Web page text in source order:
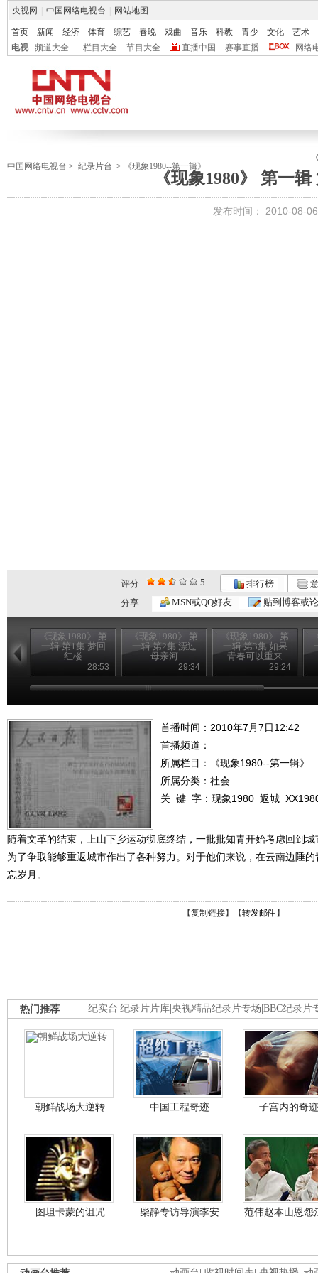
央视网 中国网络电视台 网站地图
首页 新闻 经济 体育 综艺 春晚 戏曲 音乐 科教 青少 文化
艺术
电视
频道大全 栏目大全 节目大全 直播中国 赛事直播 网络
中国网络电视台 > 纪录片台 > 《现象1980--第一辑》
《现象1980》 第一
发布时间： 2010-08-
评分 5 排行榜
分享
MSN或QQ好友 贴到博客或
《现象1980》 第
一辑 第1集 梦回
红楼
28:53
《现象1980》 第
一辑 第2集 漂过
母亲河
29:34
《现象1980》 第
一辑 第3集 如果
青春可以重来
29:24
首播时间：2010年7月7日12:42
首播频道：
所属栏目：
《现象1980--第一辑》
所属分类：社会
关 键 字： 现象1980 返城
随着文革的结束，上山下乡运动彻底终结，一批批知青开始考虑回到
为了争取能够重返城市作出了各种努力。对于他们来说，在云南边陲
忘岁月。
【复制链接】【转发邮件 】
纪实台 纪录片片库 央视精品纪录片专场 BBC纪录片
热门推荐
朝鲜战场大逆转 中国工程奇迹 子宫内的奇迹
图坦卡蒙的诅咒 柴静专访导演李安 范伟赵本山恩怨